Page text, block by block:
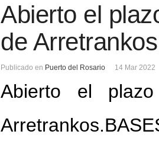
Abierto el
de
Publicado en Puerto del Rosario 14 Mar 2022
Abierto el